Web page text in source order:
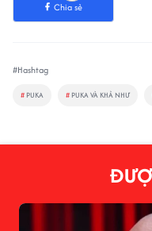
Chia sẻ
#Hashtag
# PUKA # PUKA VÀ KHẢ NHƯ